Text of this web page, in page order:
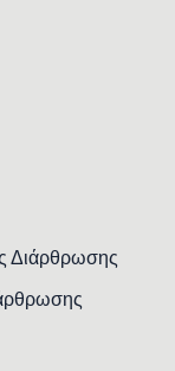
Διάρθρωσης